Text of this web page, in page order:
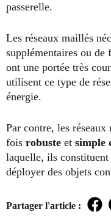
passerelle.
Les réseaux maillés
supplémentaires ou de
ont une portée très
utilisent ce type de
énergie.
Par contre, les réseaux
fois robuste et simple
laquelle, ils
déployer des objets
Partager l'article :